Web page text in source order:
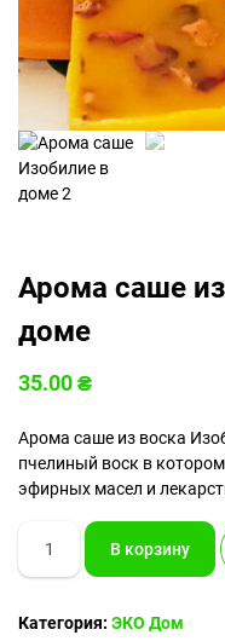
Арома саше
доме
35.00₴
Арома саше из воска
пчелиный воск в
эфирных масел и
Количество
товара
Арома
из
В корзину
Категория: ЭКО Дом